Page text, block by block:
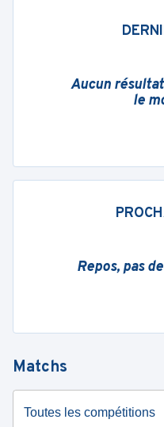
Aucun
le
Repos, pas
Matchs
Toutes les compétitions